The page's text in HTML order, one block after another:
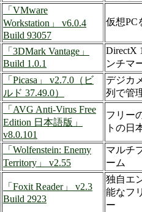
「VMware
Workstation」 v6.0.4
Build 93057
仮想PC
「3DMark Vantage」
Build 1.0.1
DirectX
ンチマ
「Picasa」 v2.7.0（ビ
ルド 37.49.0）
デジカ
列で管
「AVG Anti-Virus Free
Edition 日本語版」
v8.0.101
フリー
トの日
「Wolfenstein: Enemy
Territory」 v2.55
マルチ
ーム
「Foxit Reader」 v2.3
Build 2923
独自エ
能なフ
ー